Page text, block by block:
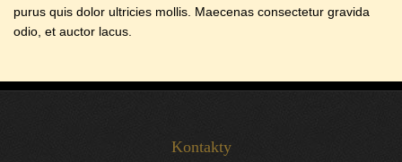
purus quis dolor ultricies mollis. Maecenas consectetur gravida
odio, et auctor lacus.
Kontakty